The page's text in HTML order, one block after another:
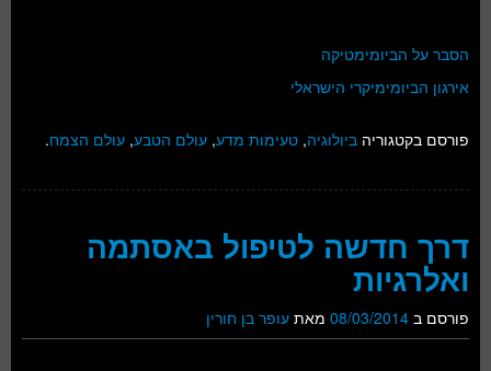
הסבר על הביומימטיקה
אירגון הביומימיקרי הישראלי
פורסם בקטגוריה ביולוגיה, טעימות מדע, עולם הטבע, עולם הצמח.
דרך חדשה לטיפול באסתמה
ואלרגיות
פורסם ב 08/03/2014 מאת עופר בן חורין